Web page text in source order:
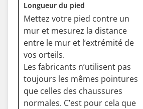
Longueur du pied
Mettez votre pied contre un
mur et mesurez la distance
entre le mur et l’extrémité de
vos orteils.
Les fabricants n’utilisent pas
toujours les mêmes pointures
que celles des chaussures
normales. C’est pour cela que